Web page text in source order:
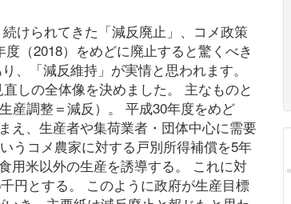
けられてきた「減反廃止」、コメ政策
（2018）をめどに廃止すると驚くべき
、「減反維持」が実情と思われます。
しの全体像を決めました。 主なものと
産調整＝減反）。 平成30年度をめど
え、生産者や集荷業者・団体中心に需要
うコメ農家に対する戸別所得補償を5年
用米以外の生産を誘導する。 これに対
円とする。 このように政府が生産目標